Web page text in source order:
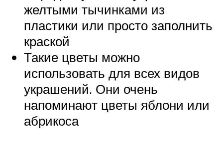
желтыми тычинками из
пластики или просто заполнить
краской
Такие цветы можно
использовать для всех видов
украшений. Они очень
напоминают цветы яблони или
абрикоса